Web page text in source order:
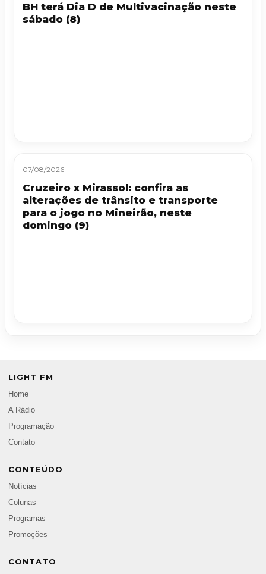
BH terá Dia D de Multivacinação neste
sábado (8)
07/08/2026
Cruzeiro x Mirassol: confira as
alterações de trânsito e transporte
para o jogo no Mineirão, neste
domingo (9)
LIGHT FM
Home
A Rádio
Programação
Contato
CONTEÚDO
Notícias
Colunas
Programas
Promoções
CONTATO